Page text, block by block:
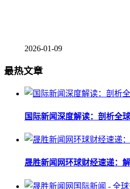
2026-01-09
最热文章
国际新闻深度解读：剖析全
晟胜新闻网环球财经速递：